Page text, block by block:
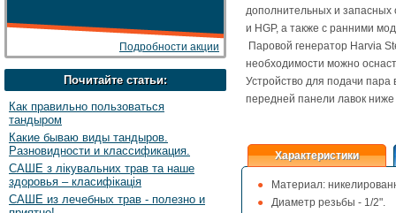
Подробности акции
Почитайте статьи:
Как правильно пользоваться
тандыром
Какие бываю виды тандыров.
Разновидности и классификация.
САШЕ з лікувальних трав та наше
здоровья – класифікація
САШЕ из лечебных трав - полезно и
Указать цену
дополнительных и запасных
и HGP, а также с ранними
Паровой генератор Harvia
необходимости можно
Устройство для подачи
передней панели лавок
Характеристики
Материал:
Диаметр резьбы - 1/2".